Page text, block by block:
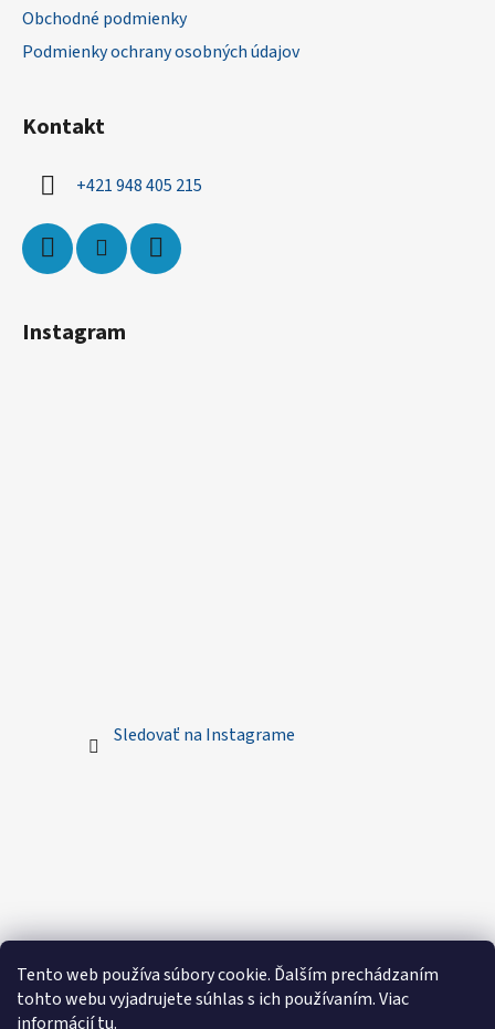
Tento web používa súbory cookie. Ďalším prechádzaním
tohto webu vyjadrujete súhlas s ich používaním. Viac
informáciítu.
Obchodné podmienky
Podmienky ochrany osobných údajov
Kontakt
+421 948 405 215
Instagram
Sledovať na Instagrame